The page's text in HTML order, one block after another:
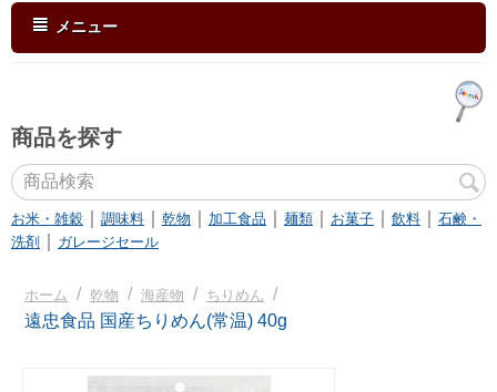
メニュー
商品を探す
お米・雑穀 調味料 乾物 加工食品 麺類 お菓子 飲料
石鹸・
洗剤
ガレージセール
ホーム / 乾物 / 海産物 / ちりめん /
遠忠食品 国産ちりめん(常温) 40g